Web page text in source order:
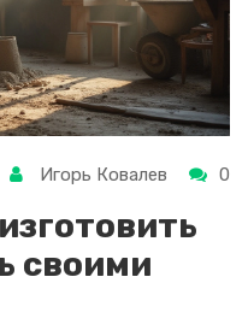
Игорь Ковалев 0
своими